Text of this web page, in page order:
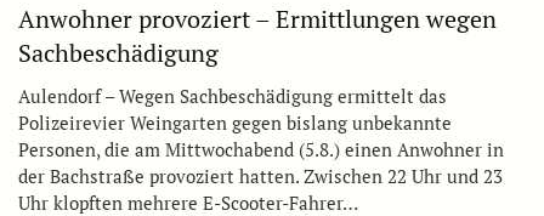
Anwohner provoziert – Ermittlungen wegen
Sachbeschädigung
Aulendorf – Wegen Sachbeschädigung ermittelt das
Polizeirevier Weingarten gegen bislang unbekannte
Personen, die am Mittwochabend (5.8.) einen Anwohner in
der Bachstraße provoziert hatten. Zwischen 22 Uhr und 23
Uhr klopften mehrere E-Scooter-Fahrer…